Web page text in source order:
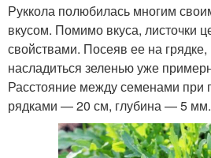
Руккола полюбилась многим
вкусом. Помимо вкуса, листочки
свойствами. Посеяв ее на
насладиться зеленью уже
Расстояние между семенами при
рядками — 20 см, глубина — 5 мм.